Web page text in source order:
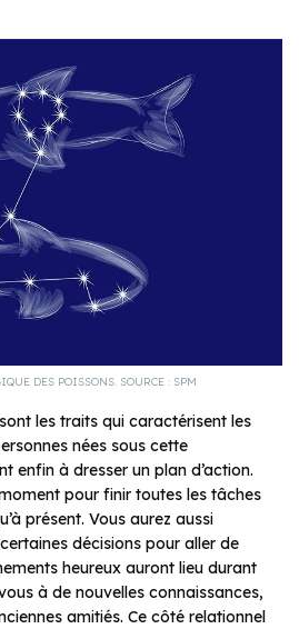
DES POISSONS. SOURCE : SPM
les traits qui caractérisent les
nées sous cette
enfin à dresser un plan d’action.
pour finir toutes les tâches
présent. Vous aurez aussi
décisions pour aller de
heureux auront lieu durant
à de nouvelles connaissances,
amitiés. Ce côté relationnel